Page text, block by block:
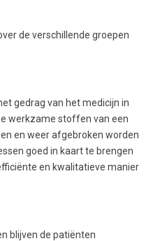
de verschillende groepen
gedrag van het medicijn in
werkzame stoffen van een
en weer afgebroken worden
goed in kaart te brengen
en kwalitatieve manier
blijven de patiënten